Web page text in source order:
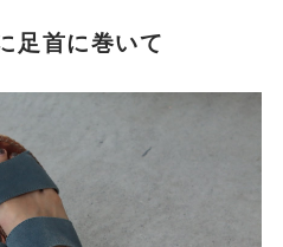
の為、ブレスレットを
もおすすめです。
も糸で出来ているので
せん。